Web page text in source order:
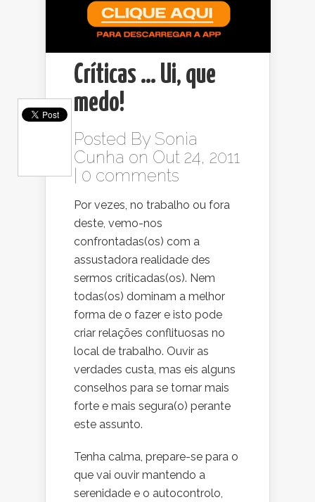
Críticas … Ui, que
medo!
Posted By Sonia
Cunha on Out 24, 2011
0 comments
Por vezes, no trabalho ou fora
deste, vemo-nos
confrontadas(os) com a
assustadora realidade des
sermos críticadas(os). Nem
todas(os) dominam a melhor
forma de o fazer e isto pode
criar relações conflituosas no
local de trabalho. Ouvir as
verdades custa, mas eis alguns
conselhos para se tornar mais
forte e mais segura(o) perante
este assunto.
Tenha calma, prepare-se para o
que vai ouvir mantendo a
serenidade e o autocontrolo,